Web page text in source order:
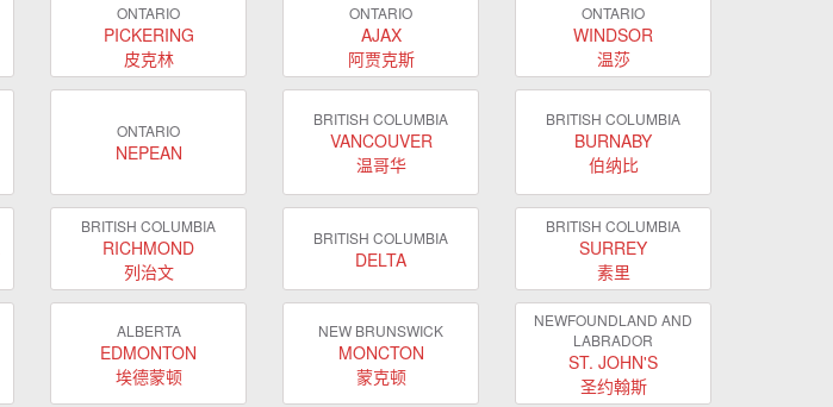
ONTARIO
PICKERING
皮克林
ONTARIO
AJAX
阿贾克斯
ONTARIO
WINDSOR
温莎
ONTARIO
NEPEAN
BRITISH COLUMBIA
VANCOUVER
温哥华
BRITISH COLUMBIA
BURNABY
伯纳比
BRITISH COLUMBIA
RICHMOND
列治文
BRITISH COLUMBIA
DELTA
BRITISH COLUMBIA
SURREY
素里
ALBERTA
EDMONTON
埃德蒙顿
NEW BRUNSWICK
MONCTON
蒙克顿
NEWFOUNDLAND AND
LABRADOR
ST. JOHN'S
圣约翰斯